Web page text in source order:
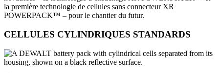
la première technologie de cellules sans connecteur XR
POWERPACK™ – pour le chantier du futur.
CELLULES CYLINDRIQUES STANDARDS